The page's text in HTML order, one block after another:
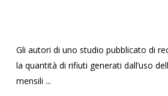
Gli autori di uno studio pubblicato di
la quantità di rifiuti generati dall’uso
mensili ...